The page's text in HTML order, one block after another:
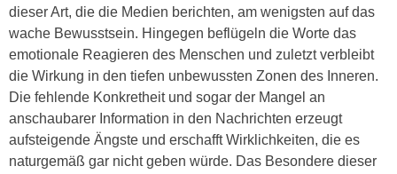
dieser Art, die die Medien berichten, am wenigsten auf das
wache Bewusstsein. Hingegen beflügeln die Worte das
emotionale Reagieren des Menschen und zuletzt verbleibt
die Wirkung in den tiefen unbewussten Zonen des Inneren.
Die fehlende Konkretheit und sogar der Mangel an
anschaubarer Information in den Nachrichten erzeugt
aufsteigende Ängste und erschafft Wirklichkeiten, die es
naturgemäß gar nicht geben würde. Das Besondere dieser